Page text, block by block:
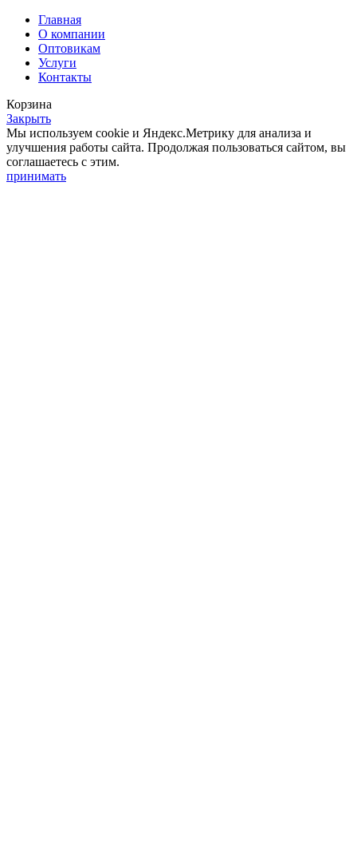
Главная
О компании
Оптовикам
Услуги
Контакты
Корзина
Закрыть
Мы используем cookie и Яндекс.Метрику для анализа и
улучшения работы сайта. Продолжая пользоваться сайтом, вы
соглашаетесь с этим.
принимать